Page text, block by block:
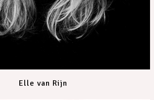
Elle van Rijn